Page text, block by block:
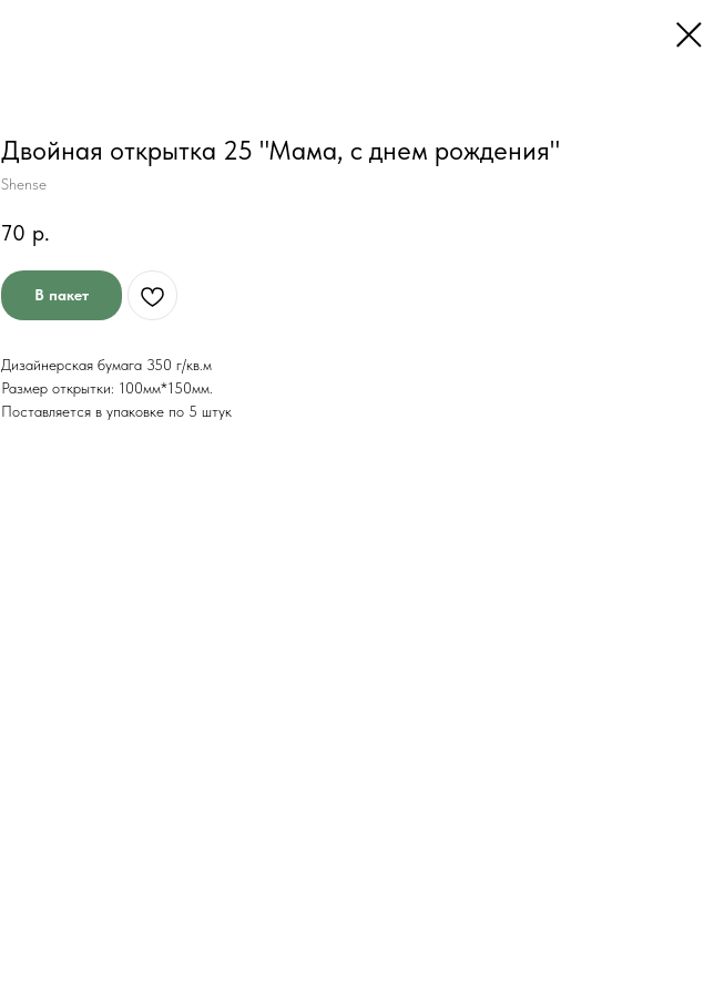
Двойная открытка 25 "Мама, с днем рождения"
Shense
70 р.
В пакет
Дизайнерская бумага 350 г/кв.м
Размер открытки: 100мм*150мм.
Поставляется в упаковке по 5 штук